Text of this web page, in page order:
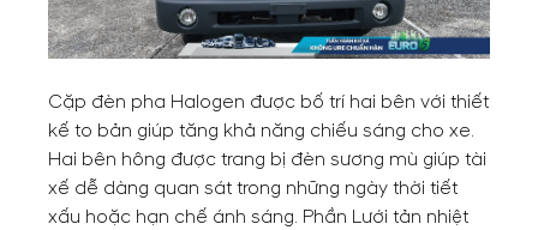
Cặp đèn pha Halogen được bố trí hai bên với thiết
kế to bản giúp tăng khả năng chiếu sáng cho xe.
Hai bên hông được trang bị đèn sương mù giúp tài
xế dễ dàng quan sát trong những ngày thời tiết
xấu hoặc hạn chế ánh sáng. Phần Lưới tản nhiệt